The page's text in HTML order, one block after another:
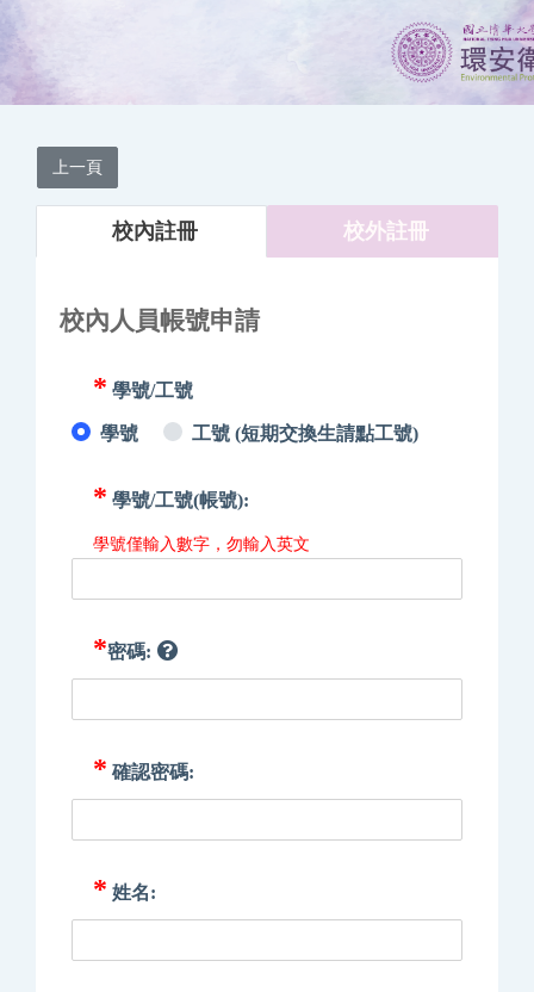
上一頁
校內註冊 校外註冊
校內人員帳號申請
* 學號/工號
學號 工號 (短期交換生請點工號)
* 學號/工號(帳號):
學號僅輸入數字，勿輸入英文
*密碼:
* 確認密碼:
* 姓名: